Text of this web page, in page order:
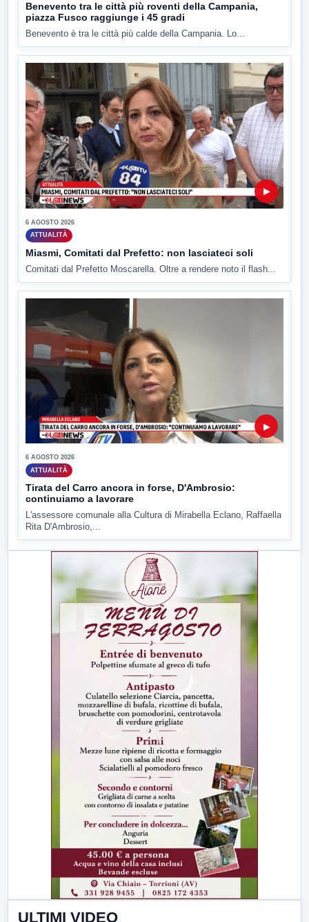
Benevento tra le città più roventi della Campania,
piazza Fusco raggiunge i 45 gradi
Benevento è tra le città più calde della Campania. Lo...
▶
6 AGOSTO 2026
ATTUALITÀ
Miasmi, Comitati dal Prefetto: non lasciateci soli
Comitati dal Prefetto Moscarella. Oltre a rendere noto il flash...
▶
6 AGOSTO 2026
ATTUALITÀ
Tirata del Carro ancora in forse, D'Ambrosio:
continuiamo a lavorare
L'assessore comunale alla Cultura di Mirabella Eclano, Raffaella
Rita D'Ambrosio,...
ULTIMI VIDEO